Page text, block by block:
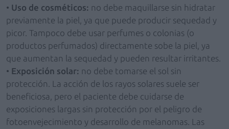
• Uso de cosméticos: no debe maquillarse sin hidratar
previamente la piel, ya que puede producir sequedad y
picor. Tampoco debe usar perfumes o colonias (o
productos perfumados) directamente sobe la piel, ya
que aumentan la sequedad y pueden resultar irritantes.
• Exposición solar: no debe tomarse el sol sin
protección. La acción de los rayos solares suele ser
beneficiosa, pero el paciente debe cuidarse de
exposiciones largas sin protección por el peligro de
fotoenvejecimiento y desarrollo de melanomas. Las